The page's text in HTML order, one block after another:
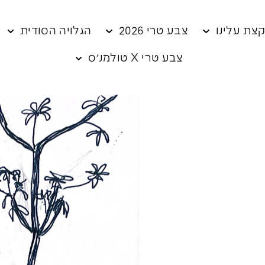
קצת עלינו צבע טרי 2026 הגלויה הסודית
צבע טרי X טולמנ׳ס